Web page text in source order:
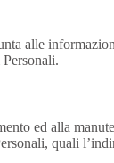
alle
ed alla
quali